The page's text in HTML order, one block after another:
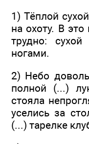
1) Тёплой
на охоту. В
трудно:
ногами.
2) Небо
полной (...)
стояла
уселись за
(...) тарелке